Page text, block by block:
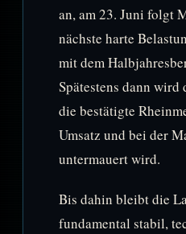
an, am 23. Juni folgt
nächste harte
mit dem
Spätestens dann
die bestätigte
Umsatz und bei der
untermauert wird.
Bis dahin bleibt die
fundamental stabil,